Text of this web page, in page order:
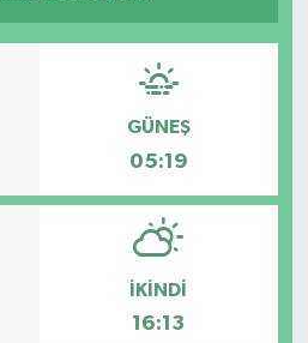
GÜNEŞ
05:19
İKINDI
16:13